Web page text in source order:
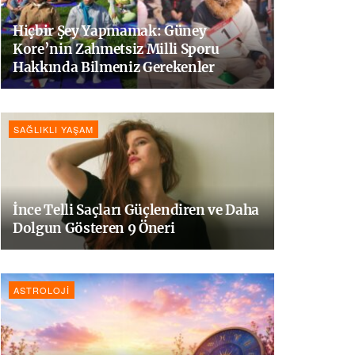
Hiçbir Şey Yapmamak: Güney
Kore’nin Zahmetsiz Milli Sporu
Hakkında Bilmeniz Gerekenler
SAĞLIKLI YAŞAM
İnce Telli Saçları Güçlendiren ve Daha
Dolgun Gösteren 9 Öneri
ASTROLOJI